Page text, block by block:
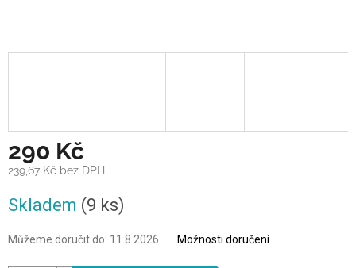
290 Kč
239,67 Kč bez DPH
cena:
Skladem (9 ks)
Můžeme doručit do: 11.8.2026 Možnosti doručení